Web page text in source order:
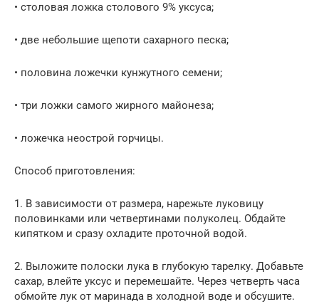
• столовая ложка столового 9% уксуса;
• две небольшие щепоти сахарного песка;
• половина ложечки кунжутного семени;
• три ложки самого жирного майонеза;
• ложечка неострой горчицы.
Способ приготовления:
1. В зависимости от размера, нарежьте луковицу
половинками или четвертинами полуколец. Обдайте
кипятком и сразу охладите проточной водой.
2. Выложите полоски лука в глубокую тарелку. Добавьте
сахар, влейте уксус и перемешайте. Через четверть часа
обмойте лук от маринада в холодной воде и обсушите.